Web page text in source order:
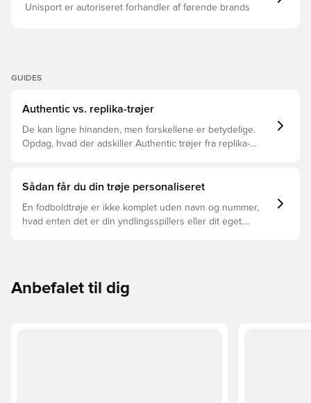
Unisport er autoriseret forhandler af førende brands
GUIDES
Authentic vs. replika-trøjer
De kan ligne hinanden, men forskellene er betydelige.
Opdag, hvad der adskiller Authentic trøjer fra replika-
Sådan får du din trøje personaliseret
En fodboldtrøje er ikke komplet uden navn og nummer,
hvad enten det er din yndlingsspillers eller dit eget.
Anbefalet til dig